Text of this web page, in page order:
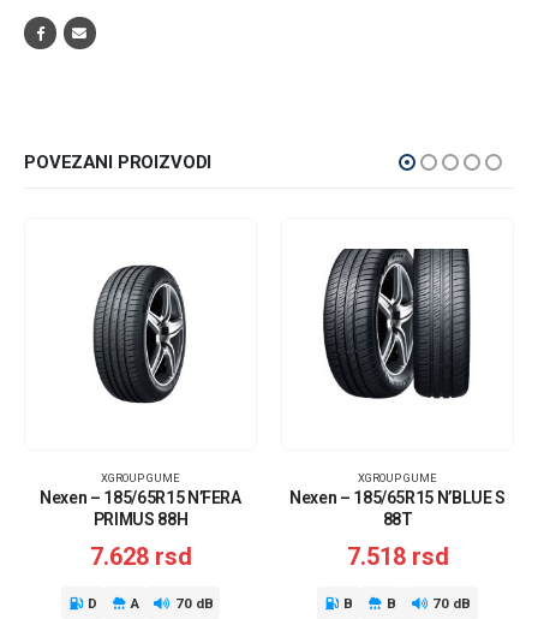
POVEZANI PROIZVODI
XGROUP GUME
Nexen – 185/65R15 N’FERA
PRIMUS 88H
7.628 rsd
D A 70 dB
XGROUP GUME
Nexen – 185/65R15 N’BLUE S
88T
7.518 rsd
B B 70 dB